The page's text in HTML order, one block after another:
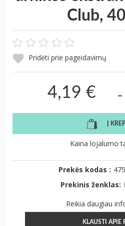
Club,
Pridėti prie pageidavimų
4,19 € -
Į
Kaina lojalumo
Prekės kodas :
Prekinis ženklas:
Reikia daugiau
KLAUSTI APIE